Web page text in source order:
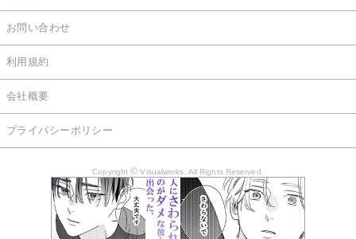
お問い合わせ
利用規約
会社概要
プライバシーポリシー
Copyright© Visualworks. All Rights Reserved.